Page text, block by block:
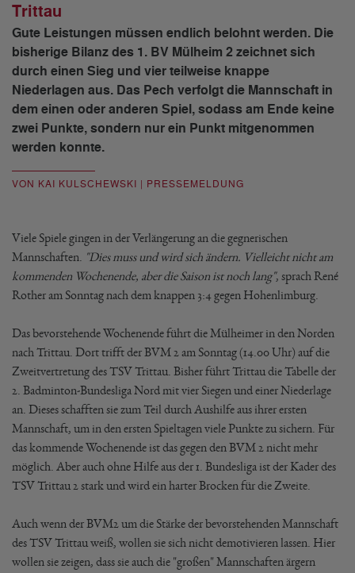
Trittau
Gute Leistungen müssen endlich belohnt werden. Die
bisherige Bilanz des 1. BV Mülheim 2 zeichnet sich
durch einen Sieg und vier teilweise knappe
Niederlagen aus. Das Pech verfolgt die Mannschaft in
dem einen oder anderen Spiel, sodass am Ende keine
zwei Punkte, sondern nur ein Punkt mitgenommen
werden konnte.
VON KAI KULSCHEWSKI | PRESSEMELDUNG
Viele Spiele gingen in der Verlängerung an die gegnerischen
Mannschaften.
"Dies muss und wird sich ändern. Vielleicht nicht am
kommenden Wochenende, aber die Saison ist noch lang", sprach René
Rother am Sonntag nach dem knappen 3:4 gegen Hohenlimburg.
Das bevorstehende Wochenende führt die Mülheimer in den Norden
nach Trittau. Dort trifft der BVM 2 am Sonntag (14.00 Uhr) auf die
Zweitvertretung des TSV Trittau. Bisher führt Trittau die Tabelle der
2. Badminton-Bundesliga Nord mit vier Siegen und einer Niederlage
an. Dieses schafften sie zum Teil durch Aushilfe aus ihrer ersten
Mannschaft, um in den ersten Spieltagen viele Punkte zu sichern. Für
das kommende Wochenende ist das gegen den BVM 2 nicht mehr
möglich. Aber auch ohne Hilfe aus der 1. Bundesliga ist der Kader des
TSV Trittau 2 stark und wird ein harter Brocken für die Zweite.
Auch wenn der BVM2 um die Stärke der bevorstehenden Mannschaft
des TSV Trittau weiß, wollen sie sich nicht demotivieren lassen. Hier
wollen sie zeigen, dass sie auch die "großen" Mannschaften ärgern